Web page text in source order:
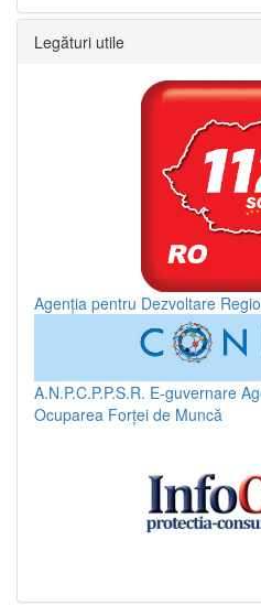
Legături utile
Agenția pentru Dezvoltare
A.N.P.C.P.P.S.R. E-guvernare
Ocuparea Forței de Muncă